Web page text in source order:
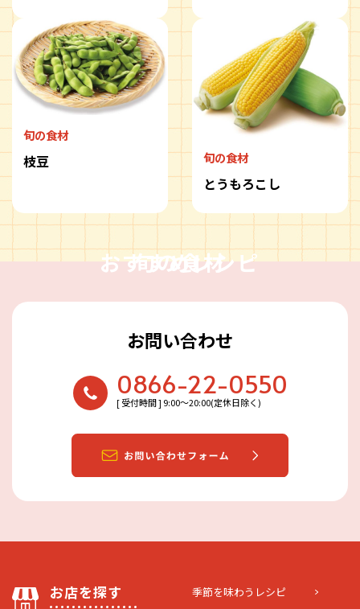
旬の食材
枝豆 旬の食材
とうもろこし
おすすめレシピ
旬の食材
お問い合わせ
0866-22-0550
[ 受付時間 ] 9:00〜20:00(定休日除く)
お店を探す
季節を味わうレシピ